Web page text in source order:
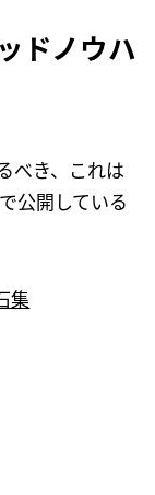
ドノウハ
べき、これは
公開している
集